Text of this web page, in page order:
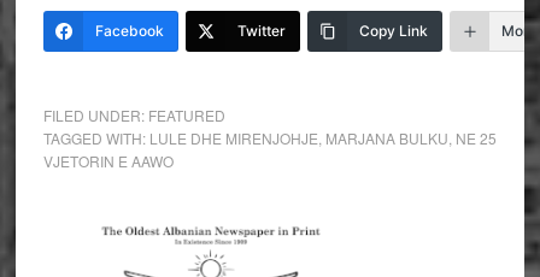
Facebook Twitter Copy Link More
FILED UNDER: FEATURED
TAGGED WITH: LULE DHE MIRENJOHJE MARJANA BULKU NE 25
VJETORIN E AAWO